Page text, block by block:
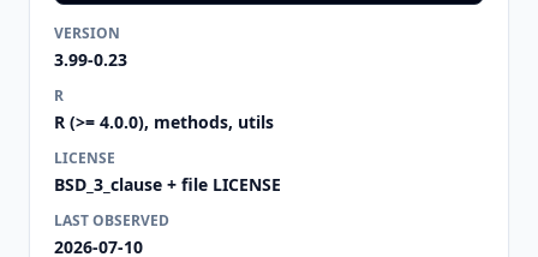
VERSION
3.99-0.23
R
R (>= 4.0.0), methods, utils
LICENSE
BSD_3_clause + file LICENSE
LAST OBSERVED
2026-07-10